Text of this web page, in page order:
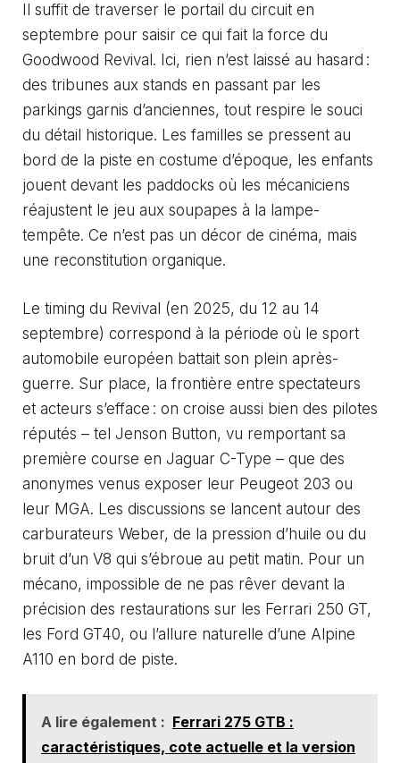
Il suffit de traverser le portail du circuit en
septembre pour saisir ce qui fait la force du
Goodwood Revival. Ici, rien n’est laissé au hasard :
des tribunes aux stands en passant par les
parkings garnis d’anciennes, tout respire le souci
du détail historique. Les familles se pressent au
bord de la piste en costume d’époque, les enfants
jouent devant les paddocks où les mécaniciens
réajustent le jeu aux soupapes à la lampe-
tempête. Ce n’est pas un décor de cinéma, mais
une reconstitution organique.
Le timing du Revival (en 2025, du 12 au 14
septembre) correspond à la période où le sport
automobile européen battait son plein après-
guerre. Sur place, la frontière entre spectateurs
et acteurs s’efface : on croise aussi bien des pilotes
réputés – tel Jenson Button, vu remportant sa
première course en Jaguar C-Type – que des
anonymes venus exposer leur Peugeot 203 ou
leur MGA. Les discussions se lancent autour des
carburateurs Weber, de la pression d’huile ou du
bruit d’un V8 qui s’ébroue au petit matin. Pour un
mécano, impossible de ne pas rêver devant la
précision des restaurations sur les Ferrari 250 GT,
les Ford GT40, ou l’allure naturelle d’une Alpine
A110 en bord de piste.
A lire également : Ferrari 275 GTB :
caractéristiques, cote actuelle et la version